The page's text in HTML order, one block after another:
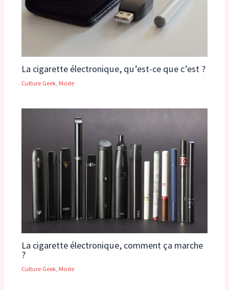
La cigarette électronique, qu’est-ce que c’est ?
Culture Geek,Mode
La cigarette électronique, comment ça marche
?
Culture Geek, Mode